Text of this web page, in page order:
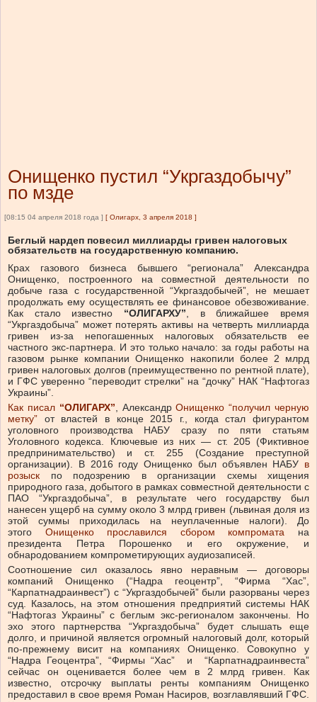
Онищенко пустил “Укргаздобычу”
по мзде
[08:15 04 апреля 2018 года ] [ Олигарх, 3 апреля 2018 ]
Беглый нардеп повесил миллиарды гривен налоговых
обязательств на государственную компанию.
Крах газового бизнеса бывшего “регионала” Александра
Онищенко, построенного на совместной деятельности по
добыче газа с государственной “Укргаздобычей”, не мешает
продолжать ему осуществлять ее финансовое обезвоживание.
Как стало известно “ОЛИГАРХУ”, в ближайшее время
“Укргаздобыча” может потерять активы на четверть миллиарда
гривен из-за непогашенных налоговых обязательств ее
частного экс-партнера. И это только начало: за годы работы на
газовом рынке компании Онищенко накопили более 2 млрд
гривен налоговых долгов (преимущественно по рентной плате),
и ГФС уверенно “переводит стрелки” на “дочку” НАК “Нафтогаз
Украины”.
Как писал “ОЛИГАРХ”, АлександрОнищенко “получил черную
метку” от властей в конце 2015 г., когда стал фигурантом
уголовного производства НАБУ сразу по пяти статьям
Уголовного кодекса. Ключевые из них — ст. 205 (Фиктивное
предпринимательство) и ст. 255 (Создание преступной
организации). В 2016 году Онищенко был объявлен НАБУ в
розыск по подозрению в организации схемы хищения
природного газа, добытого в рамках совместной деятельности с
ПАО “Укргаздобыча”, в результате чего государству был
нанесен ущерб на сумму около 3 млрд гривен (львиная доля из
этой суммы приходилась на неуплаченные налоги). До
этого Онищенко прославился сбором компромата на
президента Петра Порошенко и его окружение, и
обнародованием компрометирующих аудиозаписей.
Соотношение сил оказалось явно неравным — договоры
компаний Онищенко (“Надра геоцентр”, “Фирма “Хас”,
“Карпатнадраинвест”) с “Укргаздобычей” были разорваны через
суд. Казалось, на этом отношения предприятий системы НАК
“Нафтогаз Украины” с беглым экс-регионалом закончены. Но
эхо этого партнерства “Укргаздобыча” будет слышать еще
долго, и причиной является огромный налоговый долг, который
по-прежнему висит на компаниях Онищенко. Совокупно у
“Надра Геоцентра”, “Фирмы “Хас” и “Карпатнадраинвеста”
сейчас он оценивается более чем в 2 млрд гривен. Как
известно, отсрочку выплаты ренты компаниям Онищенко
предоставил в свое время Роман Насиров, возглавлявший ГФС.